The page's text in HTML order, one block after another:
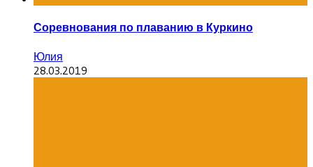
Соревнования по плаванию в Куркино
Юлия
28.03.2019